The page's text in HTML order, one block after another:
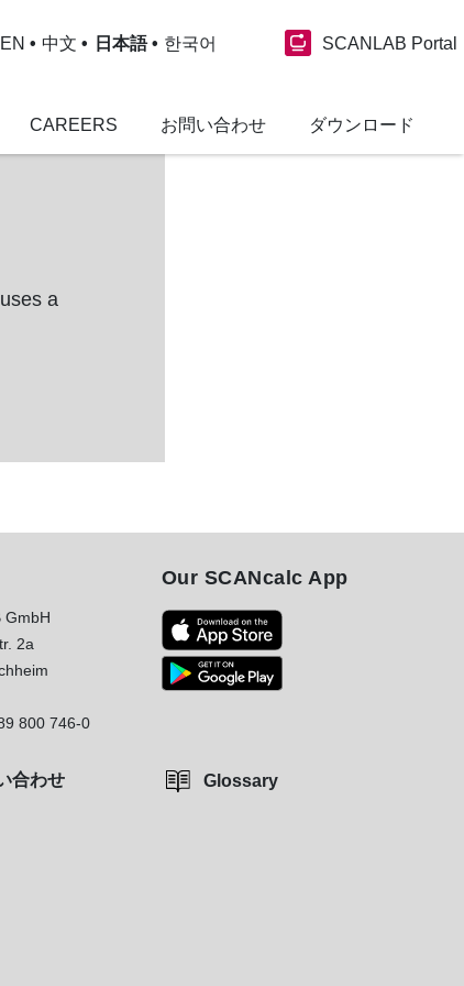
EN 中文 日本語 한국어 SCANLAB Portal
CAREERS お問い合わせ ダウンロード
a
GmbH
2a
800 746-0
合わせ
Our SCANcalc App
Glossary